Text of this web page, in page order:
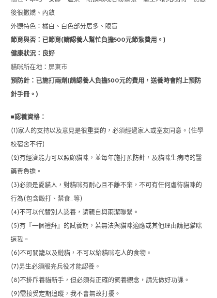
後很撒嬌、內斂
外觀特色：橘白、白色部分居多、眼盲
節育與否：已節育(請認養人幫忙負擔500元節紮費用。)
健康狀況：良好
貓咪所在地：屏東市
預防針：已施打兩劑(請認養人負擔500元的費用，送養時會附上預防
針手冊。)
■認養資格：
(1)家人的支持以及意見是很重要的，必須經過家人或室友同意。(住學
校宿舍不行)
(2)有經濟能力可以照顧貓咪，並每年施打預防針，及貓咪生病時的醫
藥費負擔。
(3)必須是愛貓人，對貓咪有耐心且不離不棄，不可有任何虐待貓咪的
行為(包含毆打、禁食…等)
(4)不可以代替別人認養，請親自與雨潔聯繫。
(5)有『一個禮拜』的試養期，若無法與貓咪適應或其他理由請把貓咪
還我。
(6)不可關籠以及鏈貓，不可以給貓咪吃人的食物。
(7)男生必須服完兵役才能認養。
(8)不排斥養貓新手，但必須有正確的飼養觀念，請先做好功課。
(9)需接受定期追蹤，我不會無故打擾。